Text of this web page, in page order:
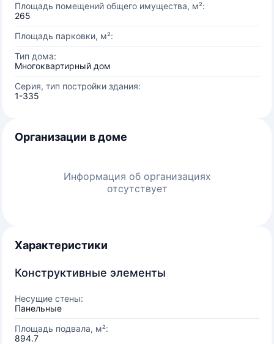
Площадь помещений общего имущества, м²:
265
Площадь парковки, м²:
Тип дома:
Многоквартирный дом
Серия, тип постройки здания:
1-335
Организации в доме
Информация об организациях
отсутствует
Характеристики
Конструктивные элементы
Несущие стены:
Панельные
Площадь подвала, м²:
894.7